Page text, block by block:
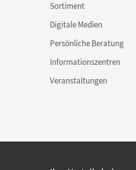
Sortiment
Digitale Medien
Persönliche Beratung
Informationszentren
Veranstaltungen